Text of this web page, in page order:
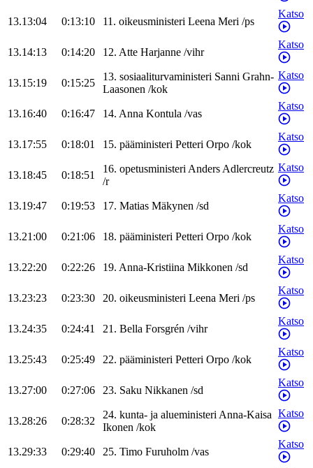
13.13:04 0:13:10 11. oikeusministeri Leena Meri /ps
Katso
13.14:13 0:14:20 12. Atte Harjanne /vihr
Katso
13.15:19 0:15:25
13. sosiaaliturvaministeri Sanni Grahn-
Laasonen /kok
Katso
13.16:40 0:16:47 14. Anna Kontula /vas
Katso
13.17:55 0:18:01 15. pääministeri Petteri Orpo /kok
Katso
13.18:45 0:18:51
16. opetusministeriAndersAdlercreutz
/r
Katso
13.19:47 0:19:53 17. Matias Mäkynen /sd
Katso
13.21:00 0:21:06 18. pääministeri Petteri Orpo /kok
Katso
13.22:20 0:22:26 19. Anna-Kristiina Mikkonen /sd
Katso
13.23:23 0:23:30 20. oikeusministeri Leena Meri /ps
Katso
13.24:35 0:24:41 21. Bella Forsgrén /vihr
Katso
13.25:43 0:25:49 22. pääministeri Petteri Orpo /kok
Katso
13.27:00 0:27:06 23. Saku Nikkanen /sd
Katso
13.28:26 0:28:32
24. kunta- ja alueministeriAnna-Kaisa
Ikonen /kok
Katso
13.29:33 0:29:40 25. Timo Furuholm /vas
Katso